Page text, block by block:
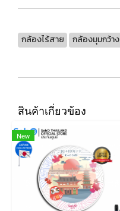
กล้องไร้สาย กล้องมุมกว้าง
สินค้าเกี่ยวข้อง
New